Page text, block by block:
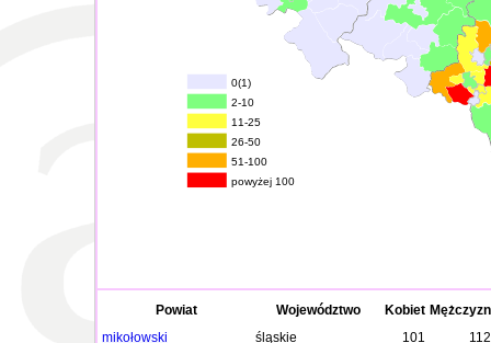
0(1)
2-10
11-25
26-50
51-100
powyżej 100
Powiat Województwo Kobiet Mężczyzn
mikołowski
śląskie 101
112